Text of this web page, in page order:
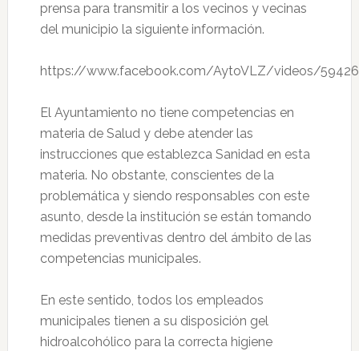
prensa para transmitir a los vecinos y vecinas
del municipio la siguiente información.
https://www.facebook.com/AytoVLZ/videos/
El Ayuntamiento no tiene competencias en
materia de Salud y debe atender las
instrucciones que establezca Sanidad en esta
materia. No obstante, conscientes de la
problemática y siendo responsables con este
asunto, desde la institución se están tomando
medidas preventivas dentro del ámbito de las
competencias municipales.
En este sentido, todos los empleados
municipales tienen a su disposición gel
hidroalcohólico para la correcta higiene